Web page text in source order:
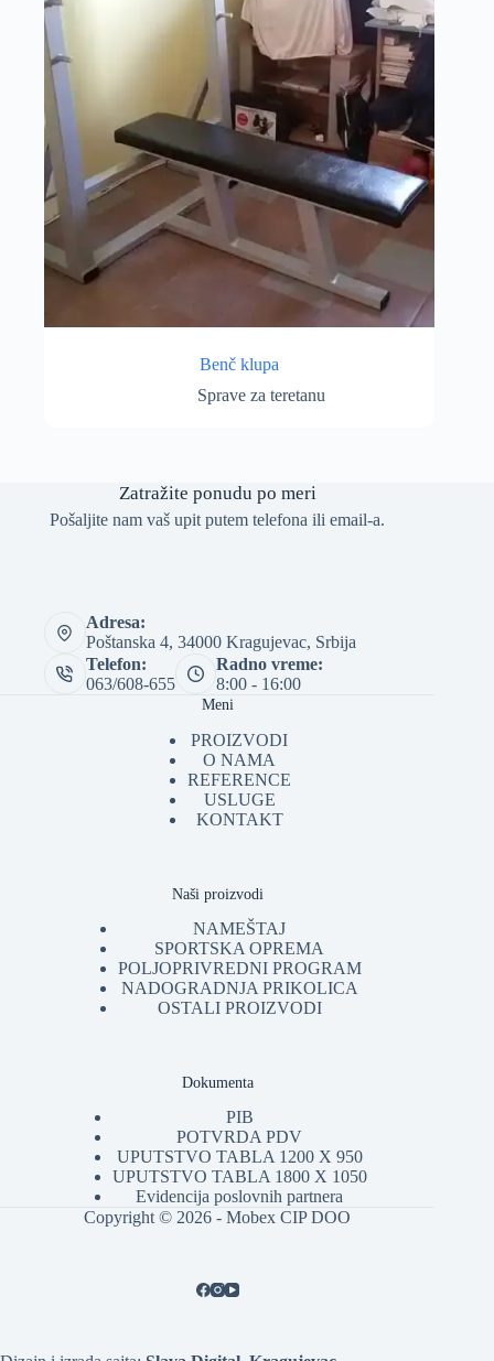
Benč klupa
Sprave za teretanu
Zatražite ponudu po meri
Pošaljite nam vaš upit putem telefona ili email-a.
Adresa:
Poštanska 4, 34000 Kragujevac, Srbija
Telefon:
063/608-655
Radno vreme:
8:00 - 16:00
Meni
PROIZVODI
O NAMA
REFERENCE
USLUGE
KONTAKT
Naši proizvodi
NAMEŠTAJ
SPORTSKA OPREMA
POLJOPRIVREDNI PROGRAM
NADOGRADNJA PRIKOLICA
OSTALI PROIZVODI
Dokumenta
PIB
POTVRDA PDV
UPUTSTVO TABLA 1200 X 950
UPUTSTVO TABLA 1800 X 1050
Evidencija poslovnih partnera
Copyright © 2026 - Mobex CIP DOO